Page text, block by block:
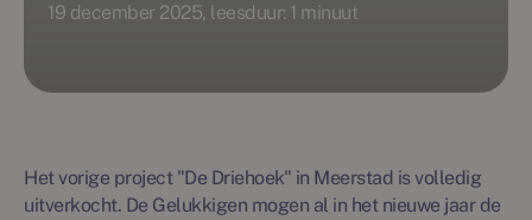
19 december 2025, leesduur: 1 minuut
Het vorige project "De Driehoek" in Meerstad is volledig
uitverkocht. De Gelukkigen mogen al in het nieuwe jaar de